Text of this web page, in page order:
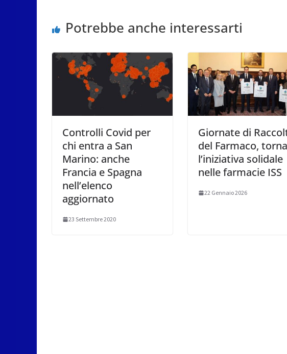
Potrebbe anche interessarti
Controlli Covid per
chi entra a San
Marino: anche
Francia e Spagna
nell’elenco
aggiornato
23 Settembre 2020
Giornate di
del Farmaco, torna
l’iniziativa solidale
nelle farmacie ISS
22 Gennaio 2026